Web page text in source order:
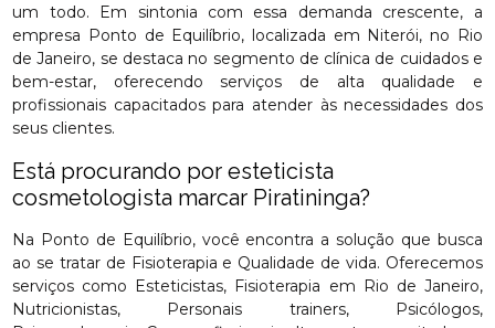
um todo. Em sintonia com essa demanda crescente, a
empresa Ponto de Equilíbrio, localizada em Niterói, no Rio
de Janeiro, se destaca no segmento de clínica de cuidados e
bem-estar, oferecendo serviços de alta qualidade e
profissionais capacitados para atender às necessidades dos
seus clientes.
Está procurando por esteticista
cosmetologista marcar Piratininga?
Na Ponto de Equilíbrio, você encontra a solução que busca
ao se tratar de Fisioterapia e Qualidade de vida. Oferecemos
serviços como Esteticistas, Fisioterapia em Rio de Janeiro,
Nutricionistas, Personais trainers, Psicólogos,